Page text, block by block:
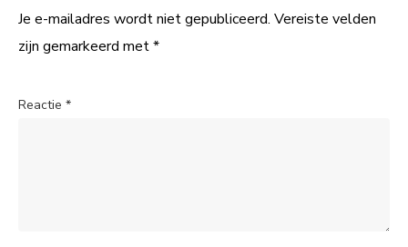
Je e-mailadres wordt niet gepubliceerd. Vereiste velden
zijn gemarkeerd met*
Reactie *